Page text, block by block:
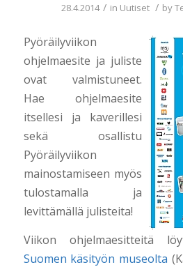
28.4.2014 / in Uutiset / by
Pyöräilyviikon
ohjelmaesite ja juliste
ovat valmistuneet.
Hae ohjelmaesite
itsellesi ja kaverillesi
sekä osallistu
Pyöräilyviikon
mainostamiseen myös
tulostamalla ja
levittämällä julisteita!
Viikon ohjelmaesitteitä
Suomen käsityön museolta